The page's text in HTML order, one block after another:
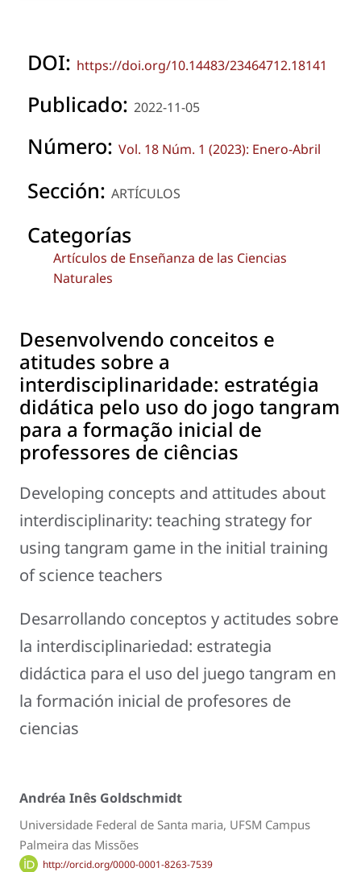
DOI: https://doi.org/10.14483/23464712.18141
Publicado: 2022-11-05
Número: Vol. 18 Núm. 1 (2023): Enero-Abril
Sección: ARTÍCULOS
Categorías
Artículos de Enseñanza de las Ciencias
Naturales
Desenvolvendo conceitos e
atitudes sobre a
interdisciplinaridade: estratégia
didática pelo uso do jogo tangram
para a formação inicial de
professores de ciências
Developing concepts and attitudes about
interdisciplinarity: teaching strategy for
using tangram game in the initial training
of science teachers
Desarrollando conceptos y actitudes sobre
la interdisciplinariedad: estrategia
didáctica para el uso del juego tangram en
la formación inicial de profesores de
ciencias
Andréa Inês Goldschmidt
Universidade Federal de Santa maria, UFSM Campus
Palmeira das Missões
http://orcid.org/0000-0001-8263-7539